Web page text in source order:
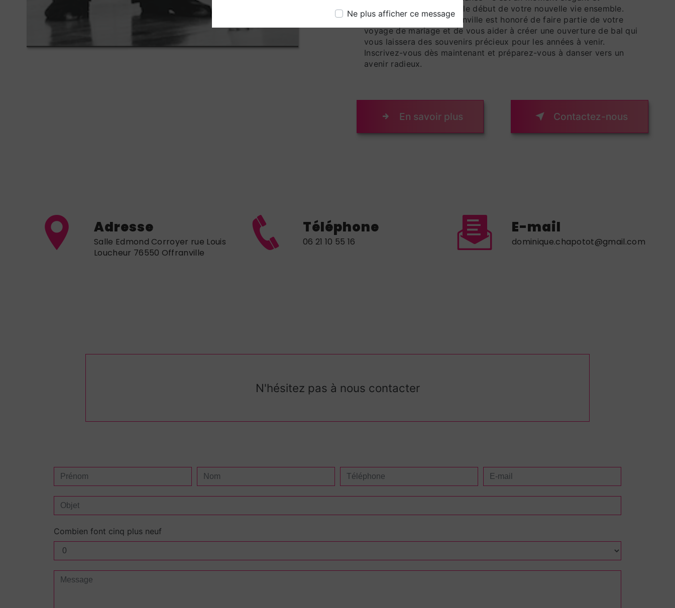
Ne plus afficher ce message
significatif qui marquera le début de votre nouvelle vie ensemble.
L'École de Danse d'Offranville est honoré de faire partie de votre
voyage de mariage et de vous aider à créer une ouverture de bal qui
vous laissera des souvenirs précieux pour les années à venir.
Inscrivez-vous dès maintenant et préparez-vous à danser vers un
avenir radieux.
En savoir plus Contactez-nous
Adresse
Salle Edmond Corroyer rue Louis
Loucheur 76550 Offranville
Téléphone
06 21 10 55 16
E-mail
dominique.chapotot@gmail.com
N'hésitez pas à nous contacter
Combien font cinq plus neuf